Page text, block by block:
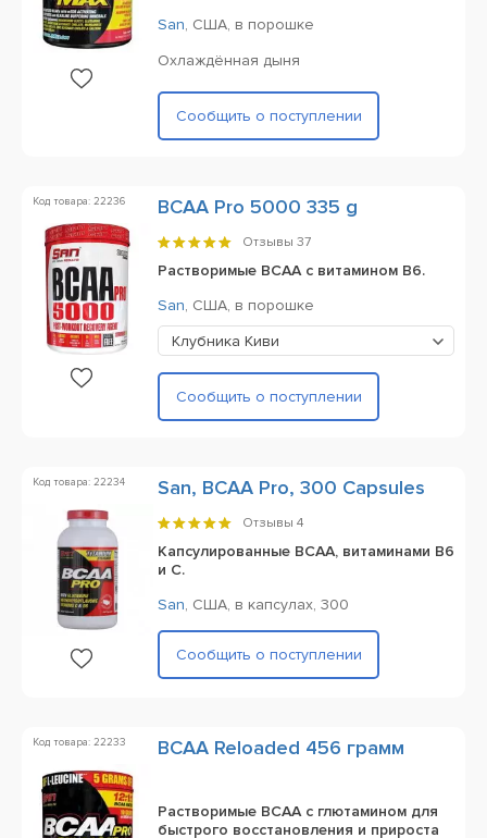
San, США, в порошке
Охлаждённая дыня
Сообщить о поступлении
Код товара: 22236 BCAA Pro 5000 335 g
Отзывы 37
Растворимые BCAA с витамином B6.
San, США, в порошке
Клубника Киви
Сообщить о поступлении
Код товара: 22234 San, BCAA Pro, 300 Capsules
Отзывы 4
Капсулированные BCAA, витаминами В6
и С.
San, США, в капсулах, 300
Сообщить о поступлении
Код товара: 22233 BCAA Reloaded 456 грамм
Растворимые BCAA с глютамином для
быстрого восстановления и прироста